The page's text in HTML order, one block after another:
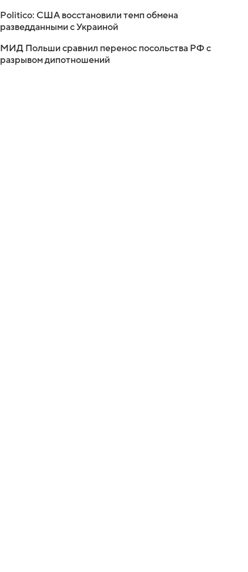
Politico: США восстановили темп обмена
разведданными с Украиной
МИД Польши сравнил перенос посольства РФ с
разрывом дипотношений